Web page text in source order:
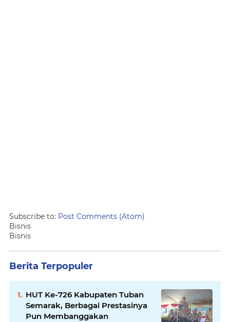
Subscribe to: Post Comments (Atom)
Bisnis
Bisnis
Berita Terpopuler
HUT Ke-726 Kabupaten Tuban
Semarak, Berbagai Prestasinya
Pun Membanggakan